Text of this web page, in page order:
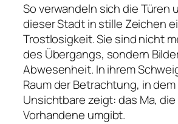
So verwandeln sich die Türen
dieser Stadt in stille Zeichen
Trostlosigkeit. Sie sind nicht
des Übergangs, sondern
Abwesenheit. In ihrem
Raum der Betrachtung, in
Unsichtbare zeigt: das Ma,
Vorhandene umgibt.